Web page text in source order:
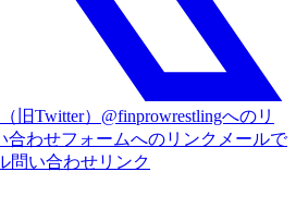
旧Twitter）@finprowrestlingへのリ
合わせフォームへのリンク メールで
問い合わせリンク